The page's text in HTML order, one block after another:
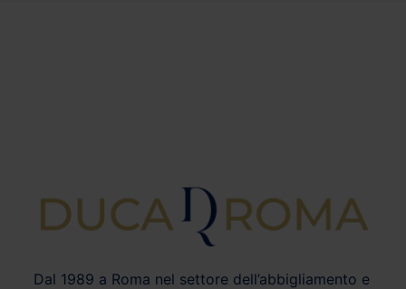
Dal 1989 a Roma nel settore dell’abbigliamento e